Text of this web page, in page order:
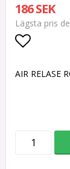
186 SEK
Lägsta pris
AIR RELASE